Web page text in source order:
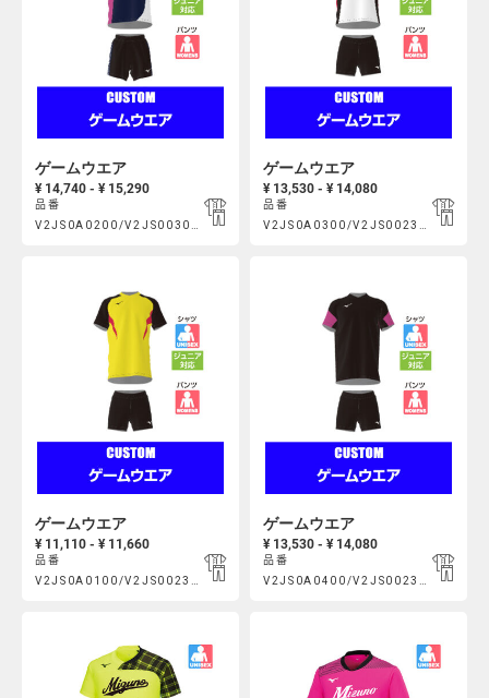
ゲームウエア
¥ 14,740 - ¥ 15,290
Product
Actions
品番
ゲームウエア
¥ 13,530 - ¥ 14,080
Product
Actions
品番
ゲームウエア
¥ 11,110 - ¥ 11,660
Product
Actions
品番
ゲームウエア
¥ 13,530 - ¥ 14,080
Product
Actions
品番